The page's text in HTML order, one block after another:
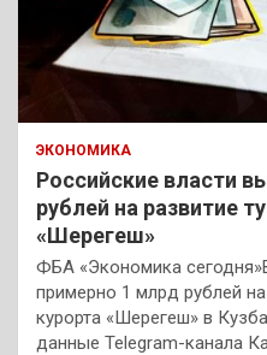
ЭКОНОМИКА
Российские власти
рублей на развитие
«Шерегеш»
ФБА «Экономика
примерно 1 млрд рублей
курорта «Шерегеш» в
данные Telegram-канала